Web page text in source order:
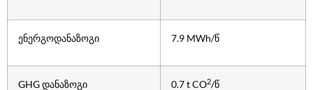
ენერგოდანაზოგი 7.9 MWh/წ
GHG დანაზოგი 0.7 t CO2/წ